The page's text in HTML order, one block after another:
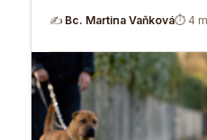
✍ Bc. Martina Vaňková⏱ 4